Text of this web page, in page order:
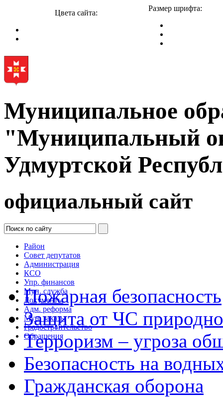
Цвета сайта:
Размер шрифта:
Муниципальное
"Муниципальный
Удмуртской
официальный сайт
Район
Совет депутатов
Администрация
КСО
Упр. финансов
Мун. служба
Документы
Адм. реформа
Мун. заказы
Градостроительство
Обращения
Пожарная безопасность
Защита от ЧС
Терроризм – угроза
Безопасность на
Гражданская оборона